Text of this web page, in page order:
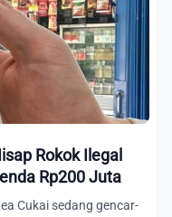
Rokok Ilegal
Rp200 Juta
Cukai sedang gencar-